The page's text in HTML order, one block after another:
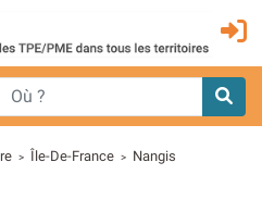
> Île-De-France > Nangis